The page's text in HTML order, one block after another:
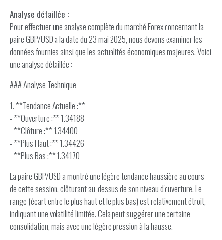
Analyse détaillée :
Pour effectuer une analyse complète du marché Forex concernant la
paire GBP/USD à la date du 23 mai 2025, nous devons examiner les
données fournies ainsi que les actualités économiques majeures. Voici
une analyse détaillée :
### Analyse Technique
1. **Tendance Actuelle :**
- **Ouverture :** 1.34188
- **Clôture :** 1.34400
- **Plus Haut :** 1.34426
- **Plus Bas :** 1.34170
La paire GBP/USD a montré une légère tendance haussière au cours
de cette session, clôturant au-dessus de son niveau d'ouverture. Le
range (écart entre le plus haut et le plus bas) est relativement étroit,
indiquant une volatilité limitée. Cela peut suggérer une certaine
consolidation, mais avec une légère pression à la hausse.